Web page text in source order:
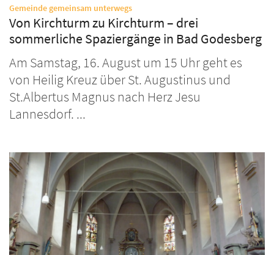
Gemeinde gemeinsam unterwegs:
Von Kirchturm zu Kirchturm – drei
sommerliche Spaziergänge in Bad Godesberg
Am Samstag, 16. August um 15 Uhr geht es
von Heilig Kreuz über St. Augustinus und
St.Albertus Magnus nach Herz Jesu
Lannesdorf. ...